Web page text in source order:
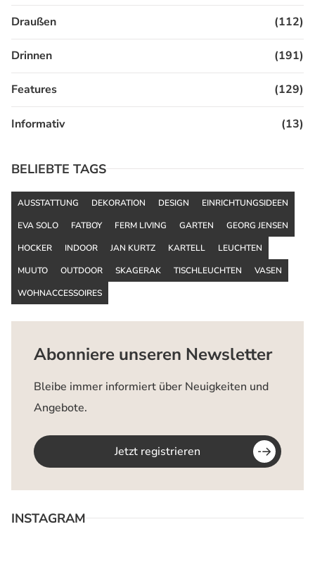
Draußen (112)
Drinnen (191)
Features (129)
Informativ (13)
BELIEBTE TAGS
AUSSTATTUNG DEKORATION DESIGN
EINRICHTUNGSIDEEN
EVA SOLO
FATBOY FERM LIVING GARTEN
GEORG JENSEN
HOCKER
INDOOR JAN KURTZ KARTELL
LEUCHTEN
MUUTO
OUTDOOR SKAGERAK TISCHLEUCHTEN
VASEN
WOHNACCESSOIRES
Abonniere unseren Newsletter
Bleibe immer informiert über Neuigkeiten und
Angebote.
Jetzt registrieren
INSTAGRAM